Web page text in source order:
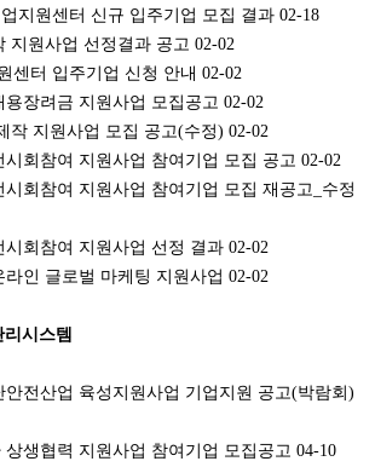
지원센터 신규 입주기업 모집 결과 02-18
지원사업 선정결과 공고 02-02
센터 입주기업 신청 안내 02-02
용장려금 지원사업 모집공고 02-02
작 지원사업 모집 공고(수정) 02-02
시회참여 지원사업 참여기업 모집 공고 02-02
시회참여 지원사업 참여기업 모집 재공고_수정
시회참여 지원사업 선정 결과 02-02
라인 글로벌 마케팅 지원사업 02-02
시스템
안전산업 육성지원사업 기업지원 공고(박람회)
상생협력 지원사업 참여기업 모집공고 04-10